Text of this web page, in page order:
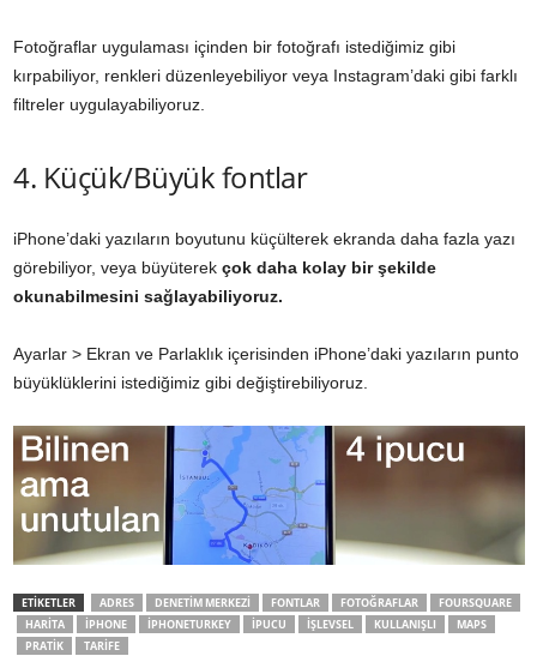
Fotoğraflar uygulaması içinden bir fotoğrafı istediğimiz gibi
kırpabiliyor, renkleri düzenleyebiliyor veya Instagram’daki gibi farklı
filtreler uygulayabiliyoruz.
4. Küçük/Büyük fontlar
iPhone’daki yazıların boyutunu küçülterek ekranda daha fazla yazı
görebiliyor, veya büyüterek çok daha kolay bir şekilde
okunabilmesini sağlayabiliyoruz.
Ayarlar > Ekran ve Parlaklık içerisinden iPhone’daki yazıların punto
büyüklüklerini istediğimiz gibi değiştirebiliyoruz.
ETİKETLER ADRES DENETIM MERKEZI FONTLAR FOTOĞRAFLAR
FOURSQUARE
HARITA
IPHONE IPHONETURKEY IPUCU IŞLEVSEL KULLANIŞLI
MAPS
PRATIK
TARIFE